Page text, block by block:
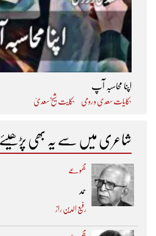
اپنا محاسبہ آپ
حکایات سعدی و رومی حکایت شیخ سعدیؒ
شاعری میں سے یہ بھی پڑھیئے
مجموعے
حمد
رفیع الدین راز